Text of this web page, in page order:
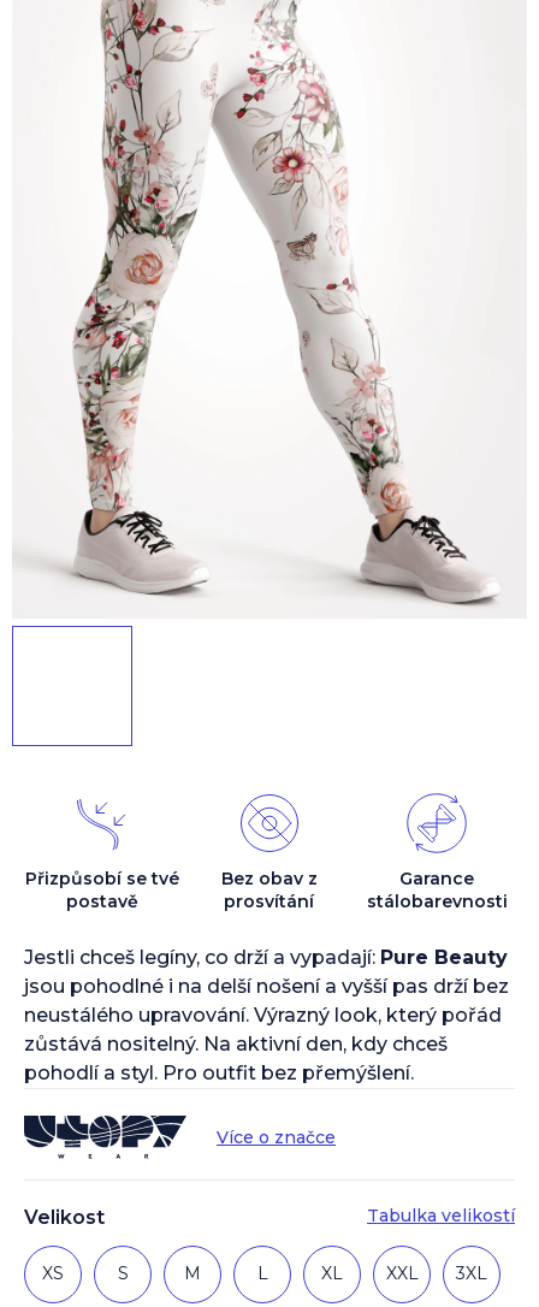
Velikost Tabulka velikostí
XS S M L XL XXL 3XL
Jestli chceš legíny, co drží a vypadají: Pure Beauty
jsou pohodlné i na delší nošení a vyšší pas drží bez
neustálého upravování. Výrazný look, který pořád
zůstává nositelný. Na aktivní den, kdy chceš
pohodlí a styl. Pro outfit bez přemýšlení.
Více o značce
Přizpůsobí se tvé
postavě
Bez obav z
prosvítání
Garance
stálobarevnosti